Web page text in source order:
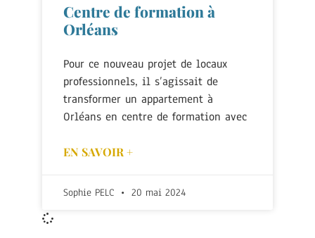
Centre de formation à
Orléans
Pour ce nouveau projet de locaux
professionnels, il s’agissait de
transformer un appartement à
Orléans en centre de formation avec
EN SAVOIR +
Sophie PELC 20 mai 2024